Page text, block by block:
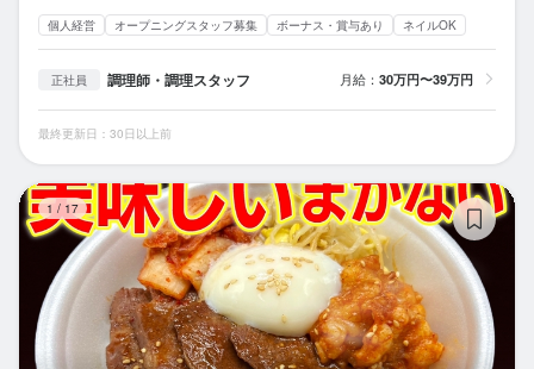
個人経営 オープニングスタッフ募集 ボーナス・賞与あり ネイルOK
正社員 調理師・調理スタッフ 月給： 30万円〜39万円
最終更新日：30日以上前
1 / 17